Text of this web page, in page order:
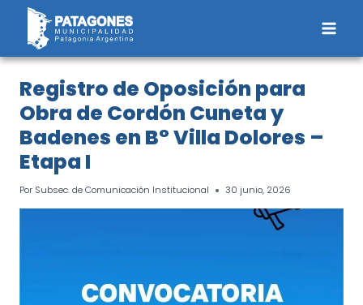
Saltar
contenido
Registro de Oposición para
Obra de Cordón Cuneta y
Badenes en B° Villa Dolores –
Etapa I
Por Subsec. de Comunicación Institucional 30 junio, 2026